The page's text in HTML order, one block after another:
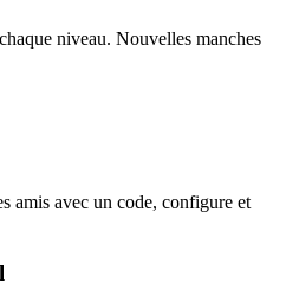
niveau. Nouvelles manches
amis avec un code, configure et